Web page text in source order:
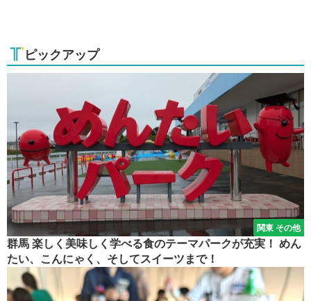
ピックアップ
関東 その他
群馬 楽しく美味しく学べる食のテーマパークが充実！ めん
たい、こんにゃく、そしてスイーツまで！